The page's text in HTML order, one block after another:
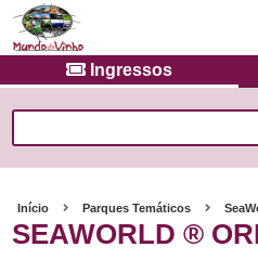
Ingressos
Início Parques Temáticos
SEAWORLD ®